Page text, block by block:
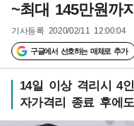
~최대 145만원까
기사등록 2020/02/11 12:00:04
구글에서 선호하는 매체로 추가
14일 이상 격리시 4
자가격리 종료 후에